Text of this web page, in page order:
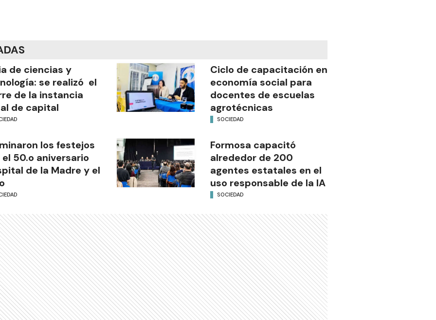
de ciencias y
se realizó el
de la instancia
de capital
Ciclo de capacitación en
economía social para
docentes de escuelas
agrotécnicas
SOCIEDAD
los festejos
50.o aniversario
de la Madre y el
Formosa capacitó
alrededor de 200
agentes estatales en el
uso responsable de la IA
SOCIEDAD